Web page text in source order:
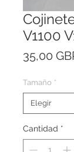
V1100
35,00
Tamaño *
Cantidad *